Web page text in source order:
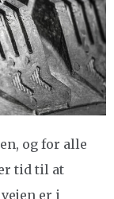
og for alle
tid til at
er i